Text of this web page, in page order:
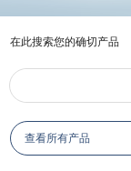
在此搜索您的确切产品
查看所有产品